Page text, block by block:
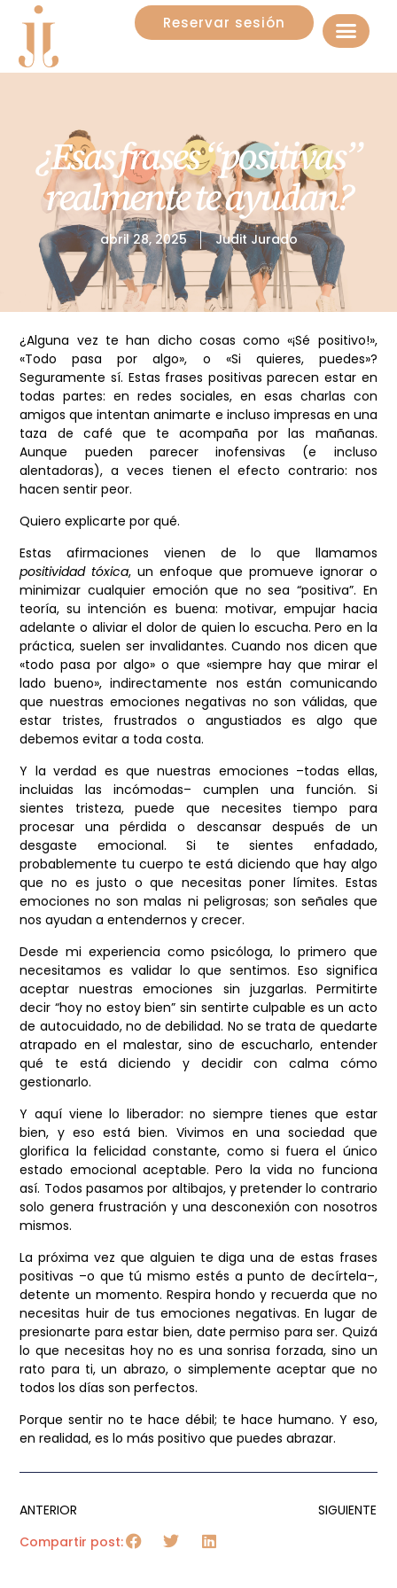
Reservar sesión
¿Esas frases “positivas”
realmente te ayudan?
abril 28, 2025 Judit Jurado
¿Alguna vez te han dicho cosas como «¡Sé positivo!»,
«Todo pasa por algo», o «Si quieres, puedes»?
Seguramente sí. Estas frases positivas parecen estar en
todas partes: en redes sociales, en esas charlas con
amigos que intentan animarte e incluso impresas en una
taza de café que te acompaña por las mañanas.
Aunque pueden parecer inofensivas (e incluso
alentadoras), a veces tienen el efecto contrario: nos
hacen sentir peor.
Quiero explicarte por qué.
Estas afirmaciones vienen de lo que llamamos
positividad tóxica, un enfoque que promueve ignorar o
minimizar cualquier emoción que no sea “positiva”. En
teoría, su intención es buena: motivar, empujar hacia
adelante o aliviar el dolor de quien lo escucha. Pero en la
práctica, suelen ser invalidantes. Cuando nos dicen que
«todo pasa por algo» o que «siempre hay que mirar el
lado bueno», indirectamente nos están comunicando
que nuestras emociones negativas no son válidas, que
estar tristes, frustrados o angustiados es algo que
debemos evitar a toda costa.
Y la verdad es que nuestras emociones –todas ellas,
incluidas las incómodas– cumplen una función. Si
sientes tristeza, puede que necesites tiempo para
procesar una pérdida o descansar después de un
desgaste emocional. Si te sientes enfadado,
probablemente tu cuerpo te está diciendo que hay algo
que no es justo o que necesitas poner límites. Estas
emociones no son malas ni peligrosas; son señales que
nos ayudan a entendernos y crecer.
Desde mi experiencia como psicóloga, lo primero que
necesitamos es validar lo que sentimos. Eso significa
aceptar nuestras emociones sin juzgarlas. Permitirte
decir “hoy no estoy bien” sin sentirte culpable es un acto
de autocuidado, no de debilidad. No se trata de quedarte
atrapado en el malestar, sino de escucharlo, entender
qué te está diciendo y decidir con calma cómo
gestionarlo.
Y aquí viene lo liberador: no siempre tienes que estar
bien, y eso está bien. Vivimos en una sociedad que
glorifica la felicidad constante, como si fuera el único
estado emocional aceptable. Pero la vida no funciona
así. Todos pasamos por altibajos, y pretender lo contrario
solo genera frustración y una desconexión con nosotros
mismos.
La próxima vez que alguien te diga una de estas frases
positivas –o que tú mismo estés a punto de decírtela–,
detente un momento. Respira hondo y recuerda que no
necesitas huir de tus emociones negativas. En lugar de
presionarte para estar bien, date permiso para ser. Quizá
lo que necesitas hoy no es una sonrisa forzada, sino un
rato para ti, un abrazo, o simplemente aceptar que no
todos los días son perfectos.
Porque sentir no te hace débil; te hace humano. Y eso,
en realidad, es lo más positivo que puedes abrazar.
ANTERIOR
SIGUIENTE
Compartir post: